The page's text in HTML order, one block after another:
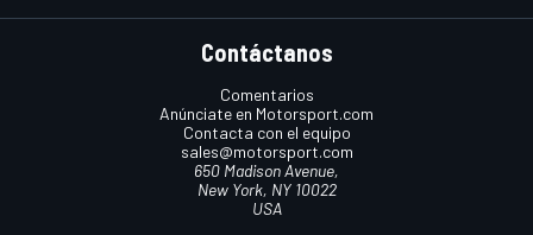
Contáctanos
Comentarios
Anúnciate en Motorsport.com
Contacta con el equipo
sales@motorsport.com
650 Madison Avenue,
New York, NY 10022
USA